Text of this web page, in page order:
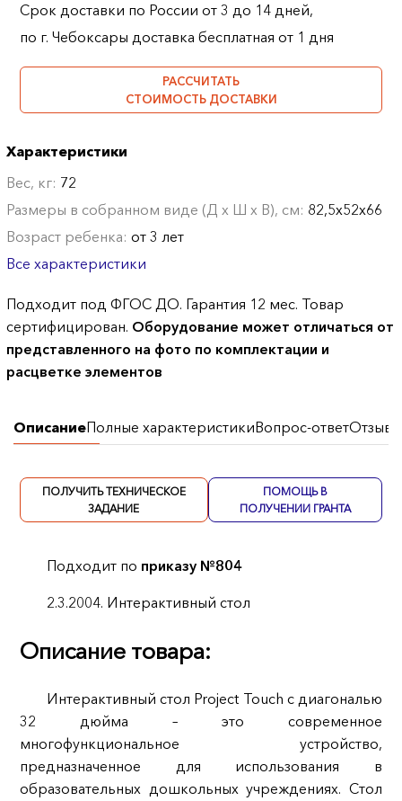
Срок доставки по России от 3 до 14 дней,
по г. Чебоксары доставка бесплатная от 1 дня
РАССЧИТАТЬ
СТОИМОСТЬ ДОСТАВКИ
Характеристики
Вес, кг: 72
Размеры в собранном виде (Д х Ш х В), см: 82,5х52х66
Возраст ребенка:от 3 лет
Все характеристики
Подходит под ФГОС ДО. Гарантия 12 мес. Товар
сертифицирован. Оборудование может отличаться от
представленного на фото по комплектации и
расцветке элементов
ОписаниеПолные характеристикиВопрос-ответОтзывы
ПОЛУЧИТЬ ТЕХНИЧЕСКОЕ
ЗАДАНИЕ
ПОМОЩЬ В
ПОЛУЧЕНИИ ГРАНТА
Подходит по приказу №804
2.3.2004. Интерактивный стол
Описание товара:
Интерактивный стол Project Touch с диагональю
32 дюйма – это современное
многофункциональное устройство,
предназначенное для использования в
образовательных дошкольных учреждениях. Стол